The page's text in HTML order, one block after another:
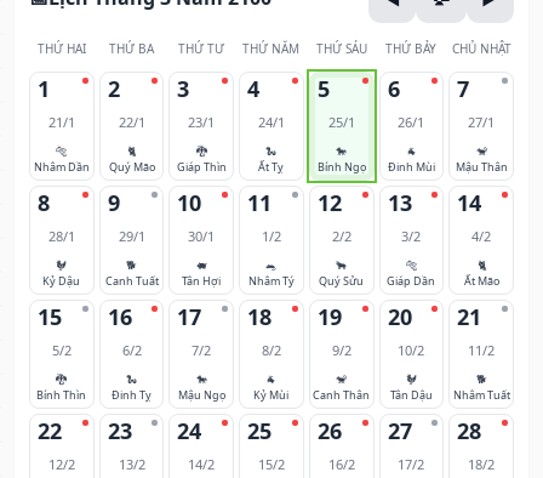
THỨ HAI THỨ BA THỨ TƯ THỨ NĂM THỨ SÁU THỨ BẢY CHỦ NHẬT
1
21/1
🐅
Nhâm Dần
2
22/1
🐈
Quý Mão
3
23/1
🐉
Giáp Thìn
4
24/1
🐍
Ất Tỵ
5
25/1
🐎
Bính Ngọ
6
26/1
🐐
Đinh Mùi
7
27/1
🐒
Mậu Thân
8
28/1
🐓
Kỷ Dậu
9
29/1
🐕
Canh Tuất
10
30/1
🐖
Tân Hợi
11
1/2
🐀
Nhâm Tý
12
2/2
🐂
Quý Sửu
13
3/2
🐅
Giáp Dần
14
4/2
🐈
Ất Mão
15
5/2
🐉
Bính Thìn
16
6/2
🐍
Đinh Tỵ
17
7/2
🐎
Mậu Ngọ
18
8/2
🐐
Kỷ Mùi
19
9/2
🐒
Canh Thân
20
10/2
🐓
Tân Dậu
21
11/2
🐕
Nhâm Tuất
22
12/2
23
13/2
24
14/2
25
15/2
26
16/2
27
17/2
28
18/2